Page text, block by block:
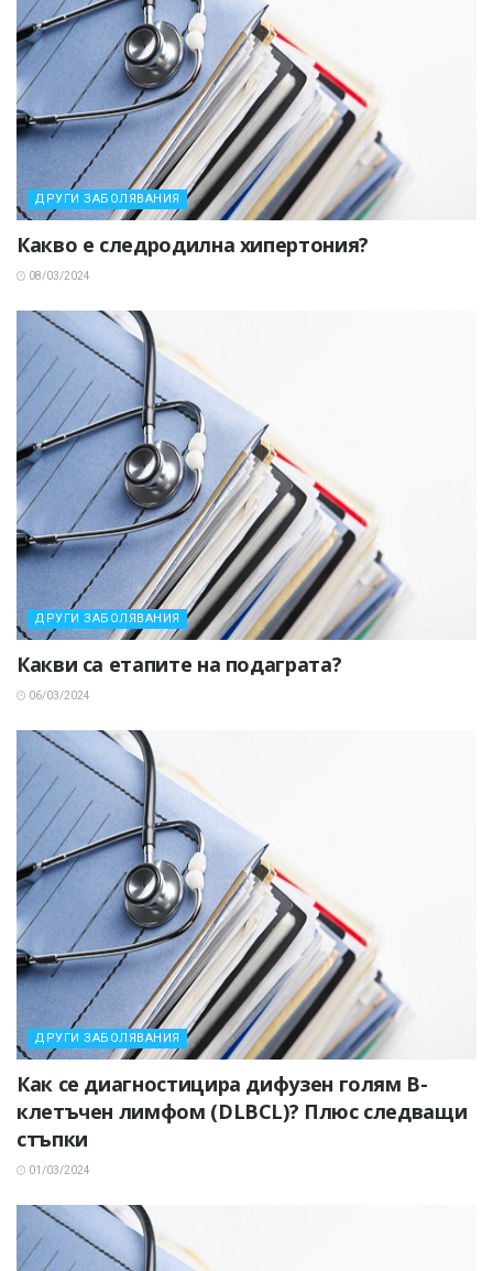
ДРУГИ ЗАБОЛЯВАНИЯ
Какво е следродилна хипертония?
08/03/2024
ДРУГИ ЗАБОЛЯВАНИЯ
Какви са етапите на подаграта?
06/03/2024
ДРУГИ ЗАБОЛЯВАНИЯ
Как се диагностицира дифузен голям В-
клетъчен лимфом (DLBCL)? Плюс следващи
стъпки
01/03/2024